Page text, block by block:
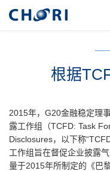
根据
2015年，G20金融稳定理
露工作组（TCFD: Task
Disclosures，以下称
工作组旨在督促企业披露
量于2015年所制定的《巴